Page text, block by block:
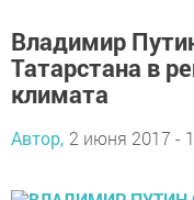
Владимир
Татарстана в
климата
Автор, 2 июня 2017 -